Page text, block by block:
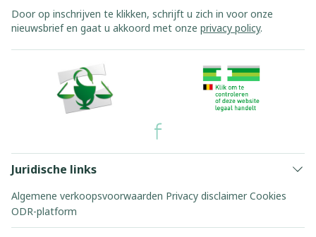
Door op inschrijven te klikken, schrijft u zich in voor onze
nieuwsbrief en gaat u akkoord met onze privacy policy.
Juridische links
Algemene verkoopsvoorwaarden Privacy disclaimer Cookies
ODR-platform